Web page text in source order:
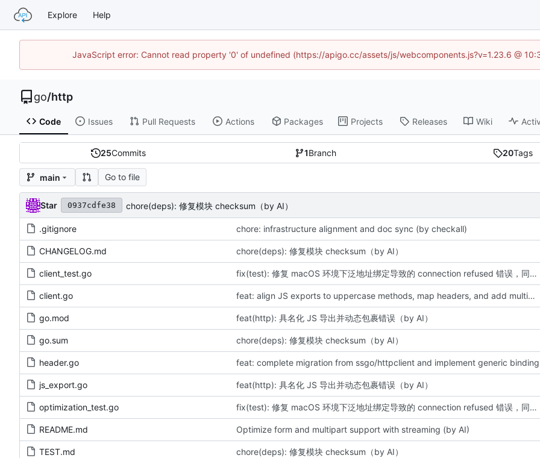
Explore Help
JavaScript error: Cannot read property '0' of undefined (https://apigo.cc/assets/js/webcomponents.js?v=1.23.6 @
go/http
Code Issues Pull Requests Actions Packages Projects Releases Wiki
25Commits 1Branch 20Tags
main Go to file
Star 0937cdfe38 chore(deps): 修复模块 checksum（by AI）
.gitignore chore: infrastructure alignment and doc sync (by checkall)
CHANGELOG.md chore(deps): 修复模块 checksum（by AI）
client_test.go fix(test): 修复 macOS 环境下泛地址绑定导致的 connection refused 错误，同步更新文档（by AI）
client.go feat: align JS exports to uppercase methods, map headers, and add multipart safety (by AI)
go.mod feat(http): 具名化 JS 导出并动态包裹错误（by AI）
go.sum chore(deps): 修复模块 checksum（by AI）
header.go feat: complete migration from ssgo/httpclient and implement generic binding
js_export.go feat(http): 具名化 JS 导出并动态包裹错误（by AI）
optimization_test.go fix(test): 修复 macOS 环境下泛地址绑定导致的 connection refused 错误，同步更新文档（by AI）
README.md Optimize form and multipart support with streaming (by AI)
TEST.md chore(deps): 修复模块 checksum（by AI）